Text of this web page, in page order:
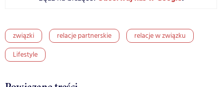
związki relacje partnerskie
relacje w związku
Lifestyle